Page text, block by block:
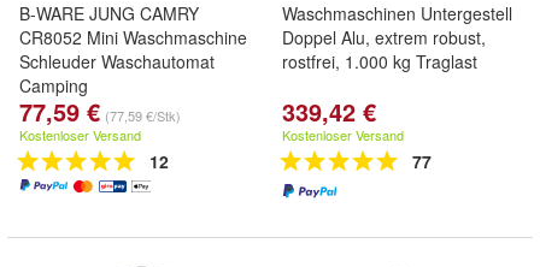
B-WARE JUNG CAMRY
CR8052 Mini Waschmaschine
Schleuder Waschautomat
Camping
77,59 € (77,59 €/Stk)
Kostenloser Versand
12
Waschmaschinen Untergestell
Doppel Alu, extrem robust,
rostfrei, 1.000 kg Traglast
339,42 €
Kostenloser Versand
77